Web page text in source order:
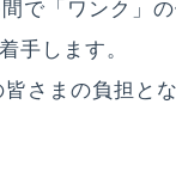
で「ワンク」
手します。
さまの負担とな